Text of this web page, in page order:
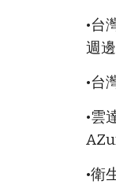
•台
週
•台
•雲
•衛